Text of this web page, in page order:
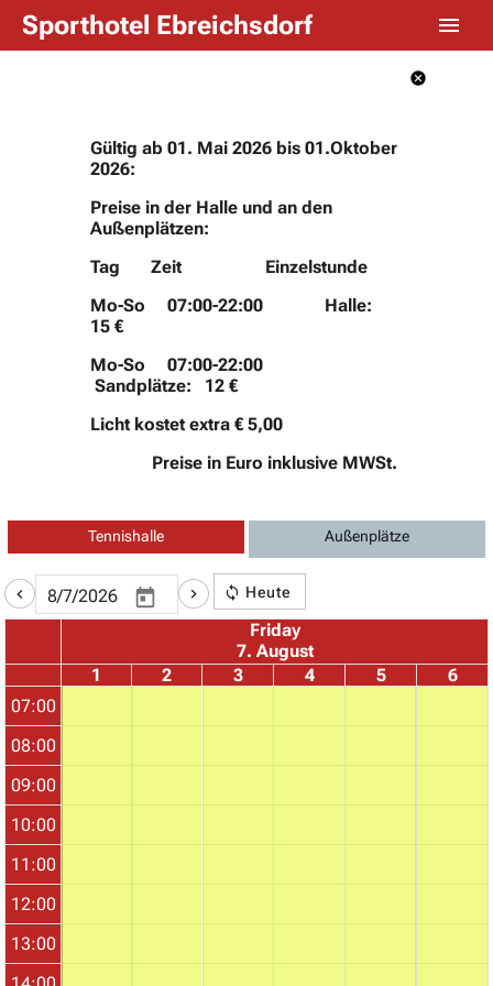
Sporthotel Ebreichsdorf
Gültig ab 01. Mai 2026 bis 01.Oktober
2026:
Preise in der Halle und an den
Außenplätzen:
Tag Zeit Einzelstunde
Mo-So 07:00-22:00 Halle:
15 €
Mo-So 07:00-22:00
Sandplätze: 12 €
Licht kostet extra € 5,00
Preise in Euro inklusive MWSt.
Tennishalle Außenplätze
Heute
Friday
7. August
1
2 3 4 5
6
07:00
08:00
09:00
10:00
11:00
12:00
13:00